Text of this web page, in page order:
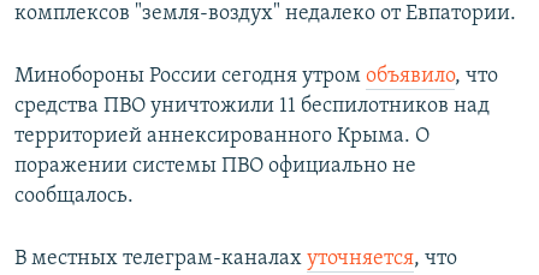
комплексов "земля-воздух" недалеко от Евпатории.
Минобороны России сегодня утром объявило, что
средства ПВО уничтожили 11 беспилотников над
территорией аннексированного Крыма. О
поражении системы ПВО официально не
сообщалось.
В местных телеграм-каналах уточняется, что